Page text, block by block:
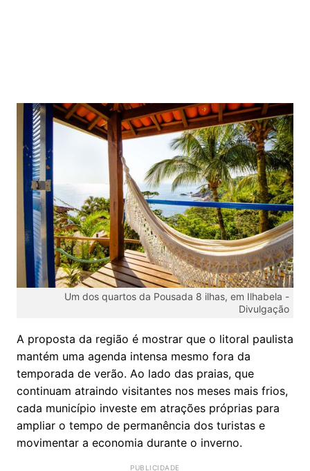
Um dos quartos da Pousada 8 ilhas, em Ilhabela -
Divulgação
A proposta da região é mostrar que o litoral paulista
mantém uma agenda intensa mesmo fora da
temporada de verão. Ao lado das praias, que
continuam atraindo visitantes nos meses mais frios,
cada município investe em atrações próprias para
ampliar o tempo de permanência dos turistas e
movimentar a economia durante o inverno.